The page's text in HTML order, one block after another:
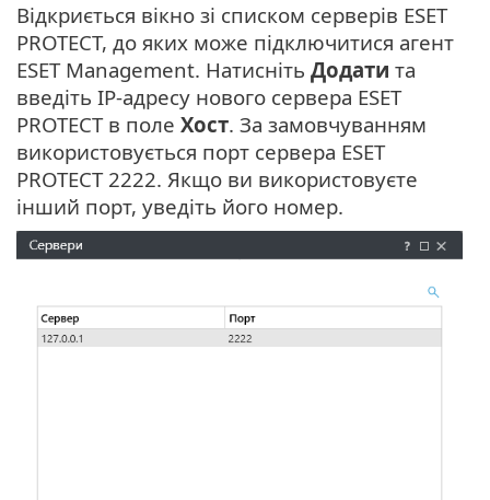
Відкриється вікно зі списком серверів ESET
PROTECT, до яких може підключитися агент
ESET Management. Натисніть Додати та
введіть IP-адресу нового сервера ESET
PROTECT в поле Хост. За замовчуванням
використовується порт сервера ESET
PROTECT 2222. Якщо ви використовуєте
інший порт, уведіть його номер.